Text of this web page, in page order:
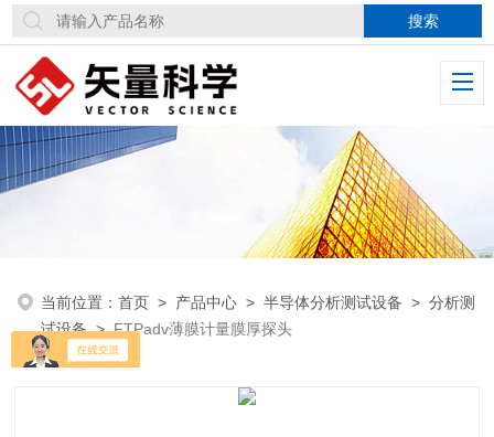
当前位置：首页 > 产品中心 >半导体分析测试设备 >分析测
试设备>FTPadv薄膜计量膜厚探头